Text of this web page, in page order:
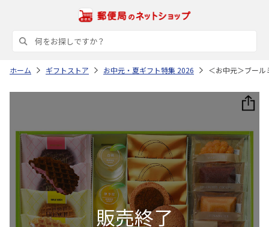
ホーム ギフトストア お中元・夏ギフト特集 2026 ＜お中元＞ブー